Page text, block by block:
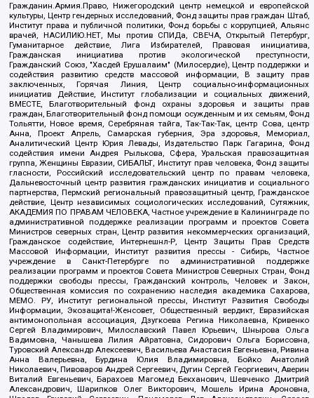
Гражданин.Армия.Право, Нижегородский центр немецкой и европейской
культуры, Центр гендерных исследований, Фонд защиты прав граждан Штаб,
Институт права и публичной политики, Фонд борьбы с коррупцией, Альянс
врачей, НАСИЛИЮ.НЕТ, Мы против СПИДа, СВЕЧА, Открытый Петербург,
Гуманитарное действие, Лига Избирателей, Правовая инициатива,
Гражданская инициатива против экологической преступности,
Гражданский Союз, "Хасдей Ерушалаим" (Милосердие), Центр поддержки и
содействия развитию средств массовой информации, В защиту прав
заключенных, Горячая Линия, Центр социально-информационных
инициатив Действие, Институт глобализации и социальных движений,
ВМЕСТЕ, Благотворительный фонд охраны здоровья и защиты прав
граждан, Благотворительный фонд помощи осужденным и их семьям, Фонд
Тольятти, Новое время, Серебряная тайга, Так-Так-Так, центр Сова, центр
Анна, Проект Апрель, Самарская губерния, Эра здоровья, Мемориал,
Аналитический Центр Юрия Левады, Издательство Парк Гагарина, Фонд
содействия имени Андрея Рылькова, Сфера, Уральская правозащитная
группа, Женщины Евразии, СИБАЛЬТ, Институт прав человека, Фонд защиты
гласности, Российский исследовательский центр по правам человека,
Дальневосточный центр развития гражданских инициатив и социального
партнерства, Пермский региональный правозащитный центр, Гражданское
действие, Центр независимых социологических исследований, Сутяжник,
АКАДЕМИЯ ПО ПРАВАМ ЧЕЛОВЕКА, Частное учреждение в Калининграде по
административной поддержке реализации программ и проектов Совета
Министров северных стран, Центр развития некоммерческих организаций,
Гражданское содействие, Интернешнл-Р, Центр Защиты Прав Средств
Массовой Информации, Институт развития прессы - Сибирь, Частное
учреждение в Санкт-Петербурге по административной поддержке
реализации программ и проектов Совета Министров Северных Стран, Фонд
поддержки свободы прессы, Гражданский контроль, Человек и Закон,
Общественная комиссия по сохранению наследия академика Сахарова,
МЕМО. РУ, Институт региональной прессы, Институт Развития Свободы
Информации, Экозащита!-Женсовет, Общественный вердикт, Евразийская
антимонопольная ассоциация, Дзугкоева Регина Николаевна, Кривенко
Сергей Владимирович, Милославский Павел Юрьевич, Шнырова Ольга
Вадимовна, Чанышева Лилия Айратовна, Сидорович Ольга Борисовна,
Туровский Александр Алексеевич, Васильева Анастасия Евгеньевна, Ривина
Анна Валерьевна, Бурдина Юлия Владимировна, Бойко Анатолий
Николаевич, Пивоваров Андрей Сергеевич, Дугин Сергей Георгиевич, Аверин
Виталий Евгеньевич, Барахоев Магомед Бекханович, Шевченко Дмитрий
Александрович, Шарипков Олег Викторович, Мошель Ирина Ароновна,